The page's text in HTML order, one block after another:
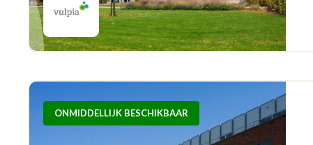
ONMIDDELLIJK BESCHIKBAAR